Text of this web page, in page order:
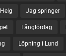
Helg Jag springer
Långlördag
Löpning i Lund